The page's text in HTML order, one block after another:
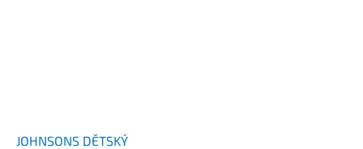
JOHNSONS DĚTSKÝ